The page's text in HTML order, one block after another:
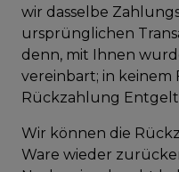
wir dasselbe
ursprünglichen
denn, mit Ihnen
vereinbart; in keinem
Rückzahlung
Wir können die
Ware wieder